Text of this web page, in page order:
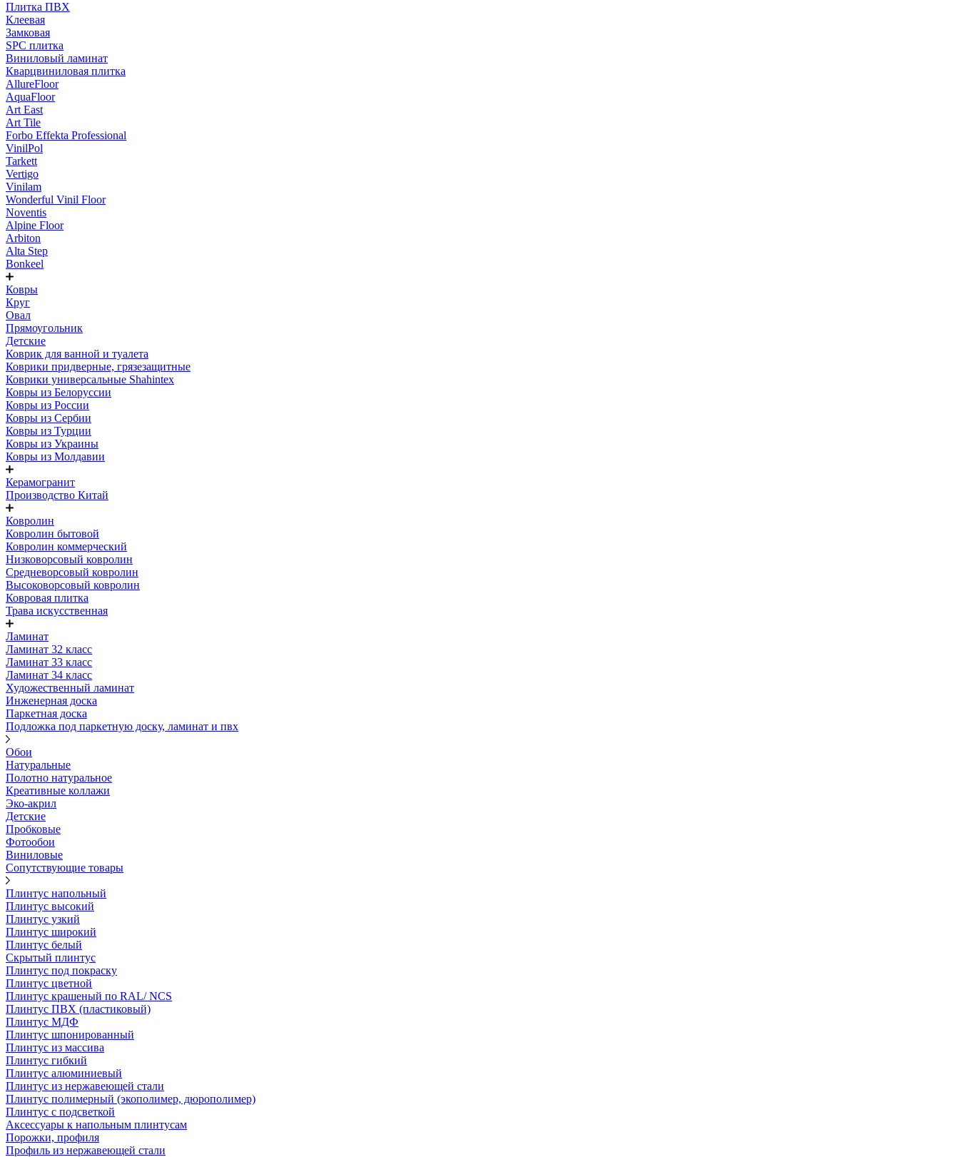
Плитка ПВХ
Клеевая
Замковая
SPC плитка
Виниловый ламинат
Кварцвиниловая плитка
AllureFloor
AquaFloor
Art East
Art Tile
Forbo Effekta Professional
VinilPol
Tarkett
Vertigo
Vinilam
Wonderful Vinil Floor
Noventis
Alpine Floor
Arbiton
Alta Step
Bonkeel
Ковры
Круг
Овал
Прямоугольник
Детские
Коврик для ванной и туалета
Коврики придверные, грязезащитные
Коврики универсальные Shahintex
Ковры из Белоруссии
Ковры из России
Ковры из Сербии
Ковры из Турции
Ковры из Украины
Ковры из Молдавии
Керамогранит
Производство Китай
Ковролин
Ковролин бытовой
Ковролин коммерческий
Низковорсовый ковролин
Средневорсовый ковролин
Высоковорсовый ковролин
Ковровая плитка
Трава искусственная
Ламинат
Ламинат 32 класс
Ламинат 33 класс
Ламинат 34 класс
Художественный ламинат
Инженерная доска
Паркетная доска
Подложка под паркетную доску, ламинат и пвх
Обои
Натуральные
Полотно натуральное
Креативные коллажи
Эко-акрил
Детские
Пробковые
Фотообои
Виниловые
Сопутствующие товары
Плинтус напольный
Плинтус высокий
Плинтус узкий
Плинтус широкий
Плинтус белый
Скрытый плинтус
Плинтус под покраску
Плинтус цветной
Плинтус крашеный по RAL/ NCS
Плинтус ПВХ (пластиковый)
Плинтус МДФ
Плинтус шпонированный
Плинтус из массива
Плинтус гибкий
Плинтус алюминиевый
Плинтус из нержавеющей стали
Плинтус полимерный (экополимер, дюрополимер)
Плинтус с подсветкой
Аксессуары к напольным плинтусам
Порожки, профиля
Профиль из нержавеющей стали